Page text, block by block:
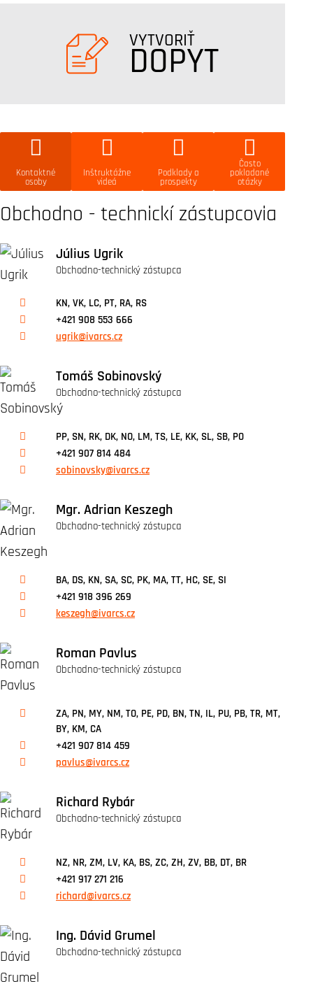
VYTVORIŤ
DOPYT
Kontaktné
osoby
Inštruktážne
videá
Podklady a
prospekty
Často
pokladané
otázky
Obchodno - technickí zástupcovia
Július Ugrik
Obchodno-technický zástupca
KN, VK, LC, PT, RA, RS
+421 908 553 666
ugrik@ivarcs.cz
Tomáš Sobinovský
Obchodno-technický zástupca
PP, SN, RK, DK, NO, LM, TS, LE, KK, SL, SB, PO
+421 907 814 484
sobinovsky@ivarcs.cz
Mgr. Adrian Keszegh
Obchodno-technický zástupca
BA, DS, KN, SA, SC, PK, MA, TT, HC, SE, SI
+421 918 396 269
keszegh@ivarcs.cz
Roman Pavlus
Obchodno-technický zástupca
ZA, PN, MY, NM, TO, PE, PD, BN, TN, IL, PU, PB, TR, MT,
BY, KM, CA
+421 907 814 459
pavlus@ivarcs.cz
Richard Rybár
Obchodno-technický zástupca
NZ, NR, ZM, LV, KA, BS, ZC, ZH, ZV, BB, DT, BR
+421 917 271 216
richard@ivarcs.cz
Ing. Dávid Grumel
Obchodno-technický zástupca